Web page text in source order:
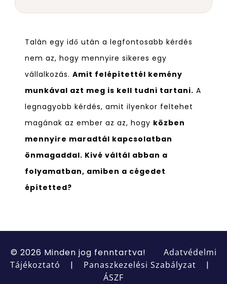
Talán egy idő után a legfontosabb kérdés
nem az, hogy mennyire sikeres egy
vállalkozás.Amit felépítettél kemény
munkával azt meg is kell tudni tartani. A
legnagyobb kérdés, amit ilyenkor feltehet
magának az ember az az, hogy közben
mennyire maradtál kapcsolatban
önmagaddal. Kivé váltál abban a
folyamatban, amiben a cégedet
építetted?
© 2026 Minden jog fenntartva!
Adatvédelmi
Tájékoztató
| Panaszkezelési Szabályzat |
ÁSZF